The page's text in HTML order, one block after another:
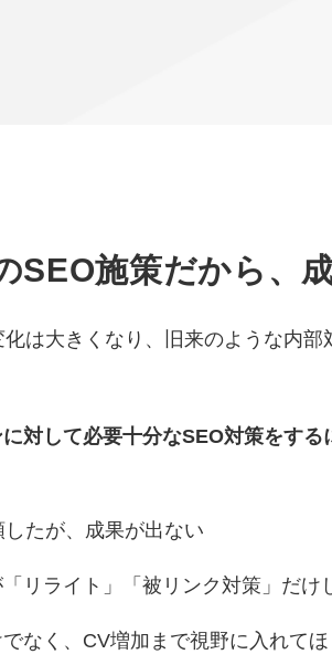
SEO施策だから、
は大きくなり、旧来のような内
対して必要十分なSEO対策をす
たが、成果が出ない
リライト」「被リンク対策」だけ
なく、CV増加まで視野に入れて